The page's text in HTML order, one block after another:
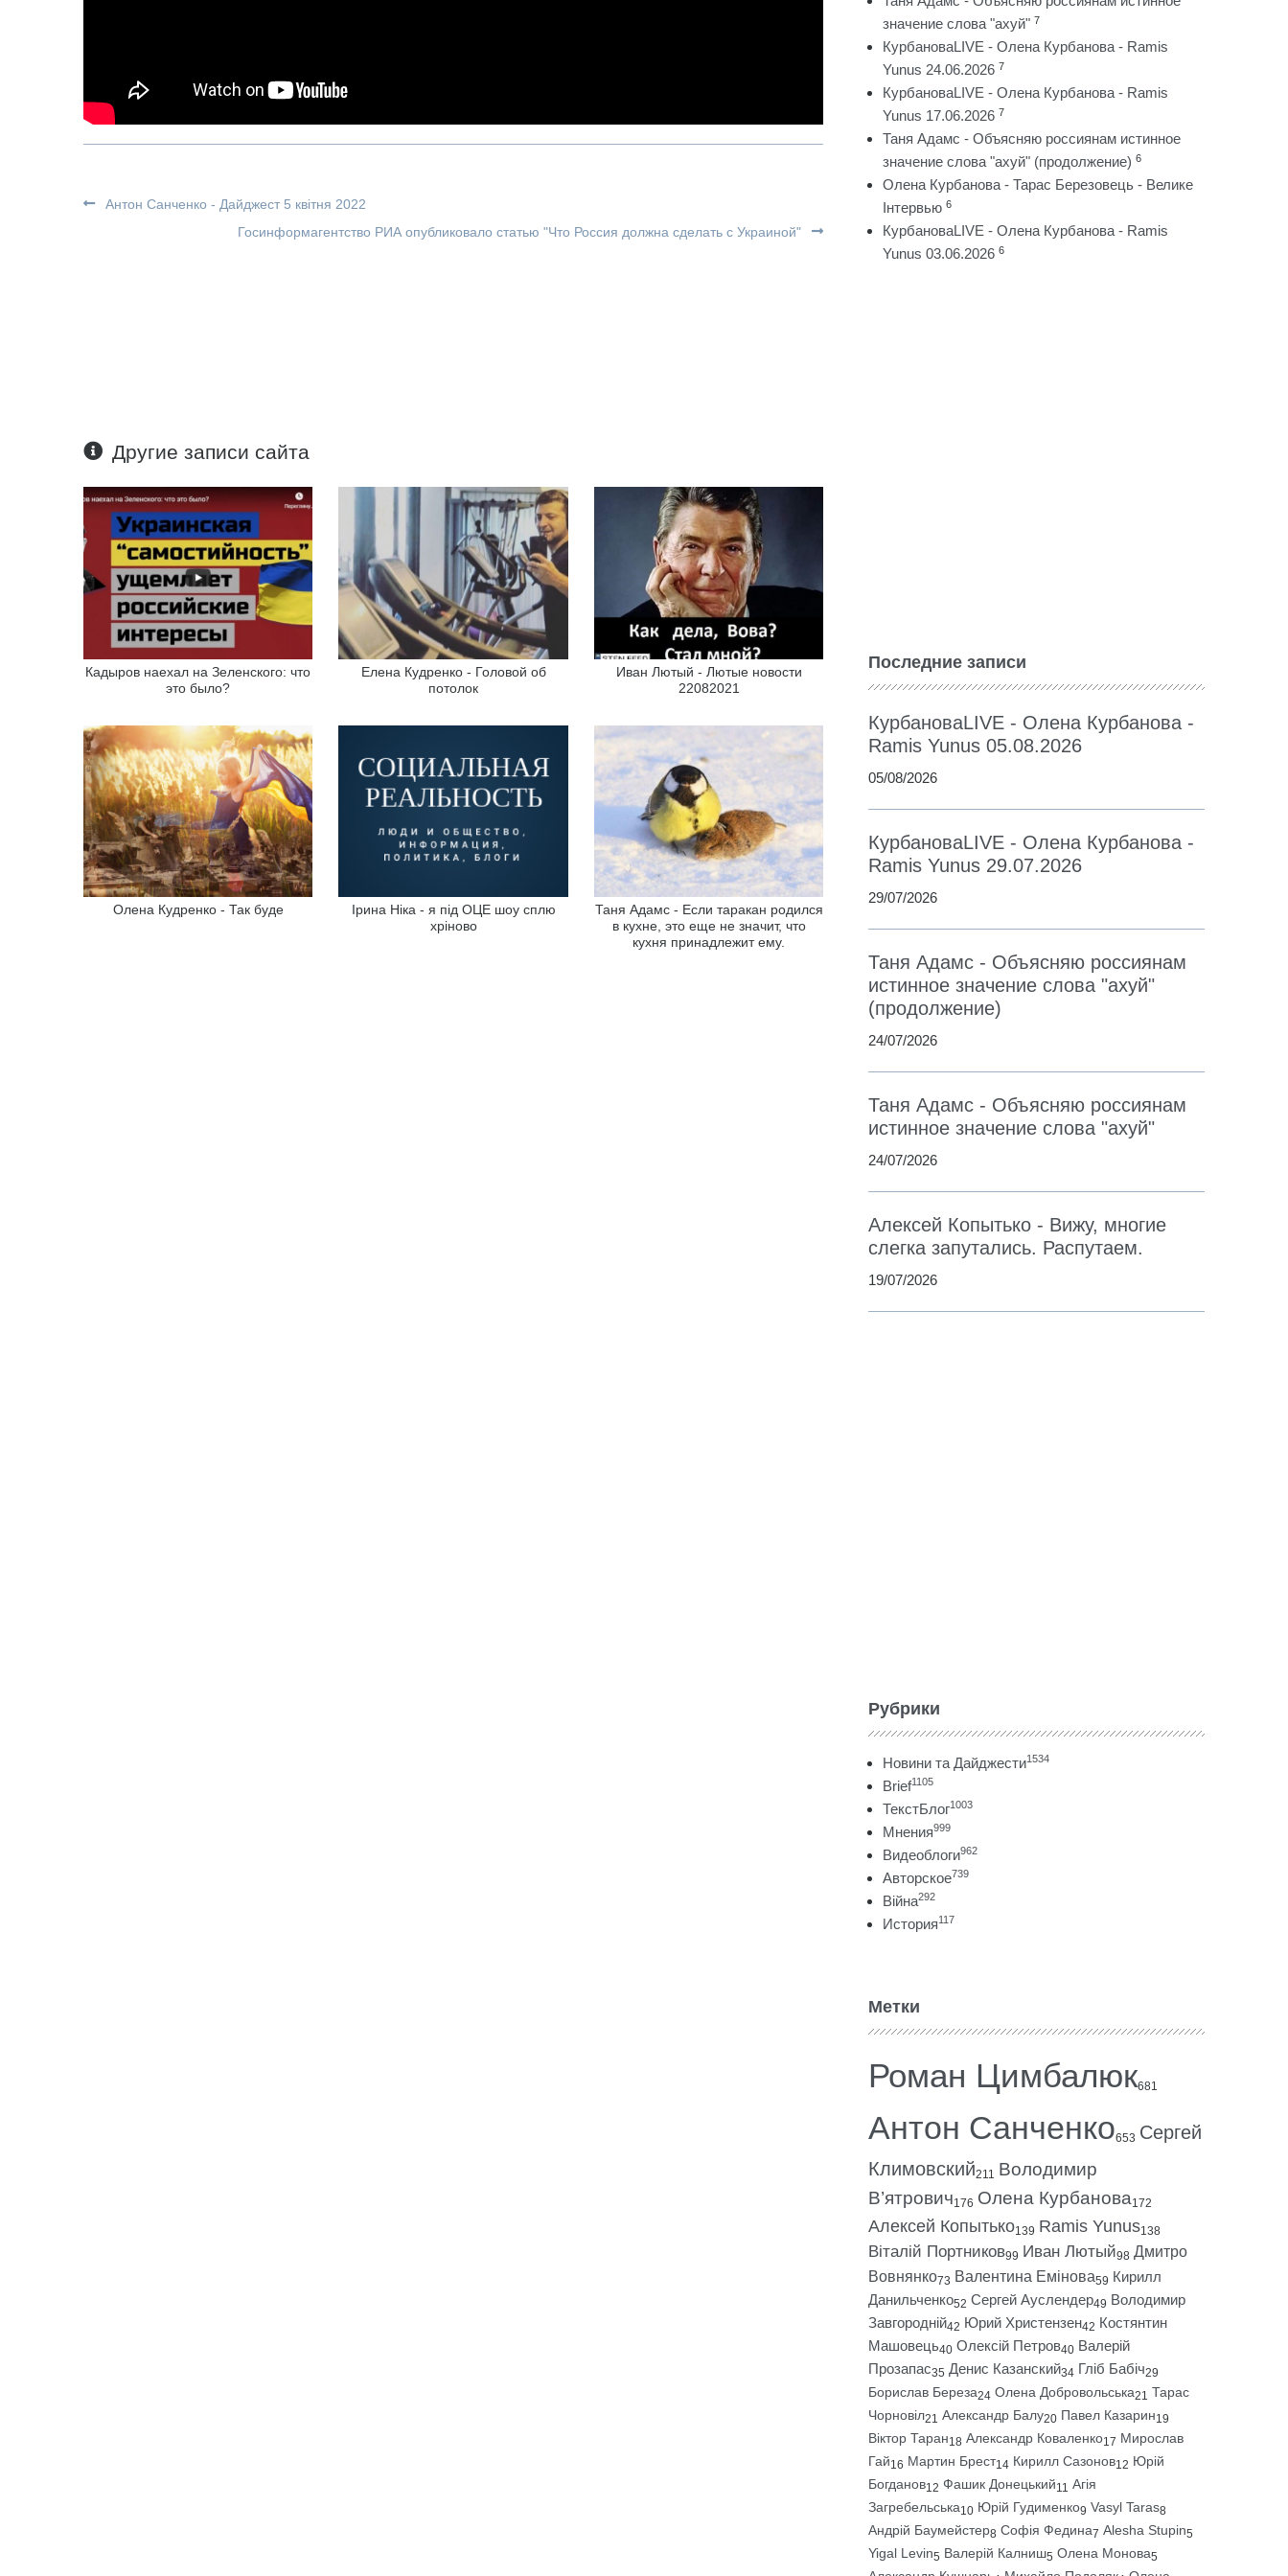
Антон Санченко - Дайджест 5 квітня 2022
Госинформагентство РИА опубликовало статью "Что Россия должна сделать с Украиной"
Другие записи сайта
Кадыров наехал на Зеленского: что
это было?
Елена Кудренко - Головой об
потолок
Иван Лютый - Лютые новости
22082021
Олена Кудренко - Так буде
Ірина Ніка - я під ОЦЕ шоу сплю
хріново
Таня Адамс - Если таракан родился
в кухне, это еще не значит, что
кухня принадлежит ему.
значение слова "ахуй" 7
КурбановаLIVE - Олена Курбанова - Ramis
Yunus 24.06.2026 7
КурбановаLIVE - Олена Курбанова - Ramis
Yunus 17.06.2026 7
Таня Адамс - Объясняю россиянам истинное
значение слова "ахуй" (продолжение) 6
Олена Курбанова - Тарас Березовець - Велике
Інтервью 6
КурбановаLIVE - Олена Курбанова - Ramis
Yunus 03.06.2026 6
Последние записи
КурбановаLIVE - Олена Курбанова -
Ramis Yunus 05.08.2026
05/08/2026
КурбановаLIVE - Олена Курбанова -
Ramis Yunus 29.07.2026
29/07/2026
Таня Адамс - Объясняю россиянам
истинное значение слова "ахуй"
(продолжение)
24/07/2026
Таня Адамс - Объясняю россиянам
истинное значение слова "ахуй"
24/07/2026
Алексей Копытько - Вижу, многие
слегка запутались. Распутаем.
19/07/2026
Рубрики
Новини та Дайджести1534
Brief1105
ТекстБлог1003
Мнения999
Видеоблоги962
Авторское739
Війна292
История117
Метки
Роман Цимбалюк681
Антон Санченко653 Сергей
Климовский211 Володимир
В’ятрович176 Олена Курбанова172
Алексей Копытько139 Ramis Yunus138
Віталій Портников99 Иван Лютый98 Дмитро
Вовнянко73 Валентина Емінова59 Кирилл
Данильченко52 Сергей Ауслендер49 Володимир
Завгородній42 Юрий Христензен42 Костянтин
Машовець40 Олексій Петров40 Валерій
Прозапас35 Денис Казанский34 Гліб Бабіч29
Борислав Береза24 Олена Добровольська21 Тарас
Чорновіл21 Александр Балу20 Павел Казарин19
Віктор Таран18 Александр Коваленко17 Мирослав
Гай16 Мартин Брест14 Кирилл Сазонов12 Юрій
Богданов12 Фашик Донецький11 Агія
Загребельська10 Юрій Гудименко9 Vasyl Taras8
Андрій Баумейстер8 Софія Федина7 Alesha Stupin5
Yigal Levin5 Валерій Калниш5 Олена Монова5